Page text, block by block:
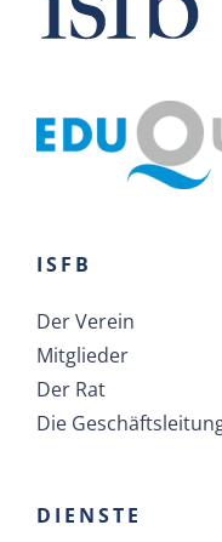
ISFB
Der Verein
Mitglieder
Der Rat
Die
DIENSTE